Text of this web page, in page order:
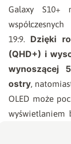
Galaxy
19:9. Dzięki
(QHD+) i
wynoszącej
ostry,
OLED może
wyświetlaniem